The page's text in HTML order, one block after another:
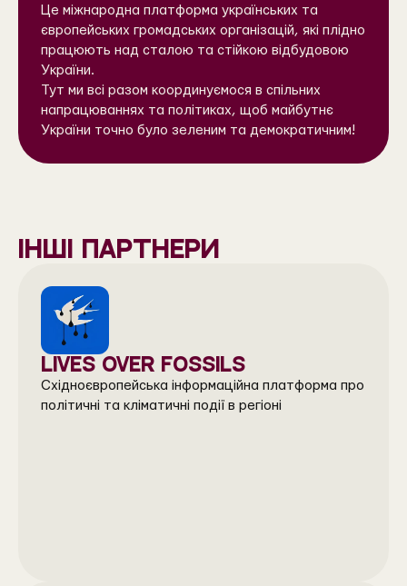
Це міжнародна платформа українських та
європейських громадських організацій, які плідно
працюють над сталою та стійкою відбудовою
України.
Тут ми всі разом координуємося в спільних
напрацюваннях та політиках, щоб майбутнє
України точно було зеленим та демократичним!
інші партнери
LIVES OVER FOSSILS
Східноєвропейська інформаційна платформа про
політичні та кліматичні події в регіоні